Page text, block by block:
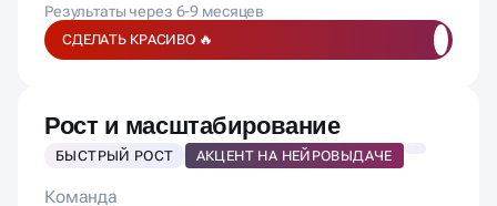
Результаты через 6-9 месяцев
СДЕЛАТЬ КРАСИВО 🔥
Рост и масштабирование
БЫСТРЫЙ РОСТ АКЦЕНТ НА НЕЙРОВЫДАЧЕ
Команда